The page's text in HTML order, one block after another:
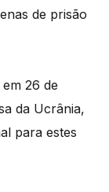
de prisão
26 de
da Ucrânia,
para estes